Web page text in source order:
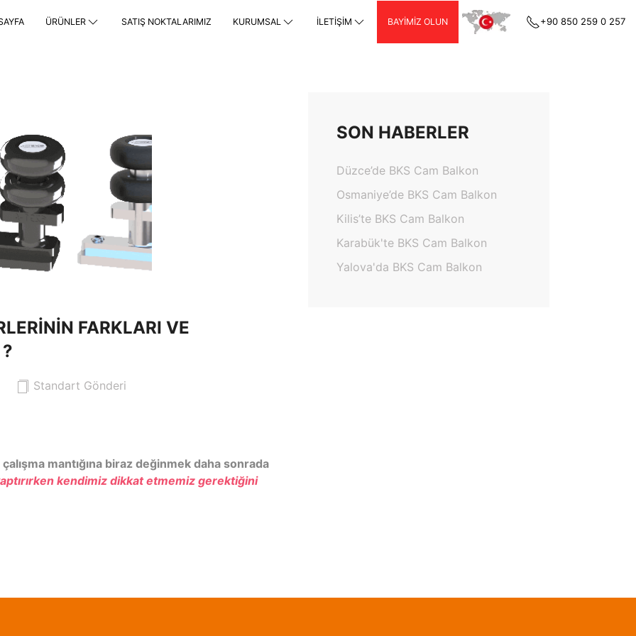
ÜRÜNLER SATIŞ NOKTALARIMIZ KURUMSAL İLETIŞIM BAYIMIZ OLUN +90 850 259 0 257
FARKLARI VE
Standart Gönderi
mantığına biraz değinmek daha sonrada
kendimiz dikkat etmemiz gerektiğini
SON HABERLER
Düzce’de BKS Cam Balkon
Osmaniye’de BKS Cam Balkon
Kilis’te BKS Cam Balkon
Karabük'te BKS Cam Balkon
Yalova'da BKS Cam Balkon